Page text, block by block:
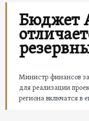
Бюджет
Министр финансов
для реализации
региона включатся в